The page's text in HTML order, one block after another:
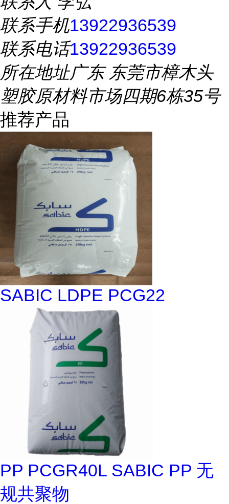
联系手机13922936539
联系电话13922936539
所在地址广东 东莞市樟木头
塑胶原材料市场四期6栋35号
推荐产品
SABIC LDPE PCG22
PP PCGR40L SABIC PP 无
规共聚物